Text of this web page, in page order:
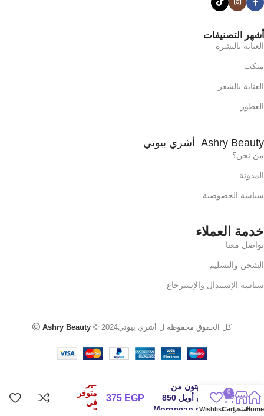
أشهر التصنيفات
العناية بالبشرة
ميكب
العناية بالشعر
العطور
Ashry Beauty أشري بيوتي
من نحن؟
المدونة
سياسة الخصوصية
خدمة العملاء
تواصل معنا
الشحن والتسليم
سياسة الإستبدال والإسترجاع
كل الحقوق محفوظة ل أشري بيوتي2024 © Ashry Beauty
Homeالمتجر
0
Cart
Wishlist
زيت الزيتون من
موروكان أويل 850
جرام Moroccan oil
375 EGP
غير
متوفر
في
المخزون